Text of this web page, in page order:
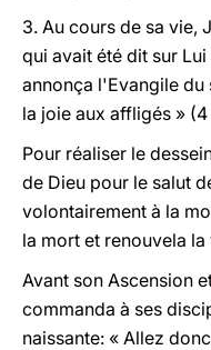
3. Au cours de sa vie,
qui avait été dit sur
annonça l'Evangile du
la joie aux affligés » (4
Pour réaliser le
de Dieu pour le salut
volontairement à la
la mort et renouvela la
Avant son Ascension
commanda à ses
naissante: « Allez